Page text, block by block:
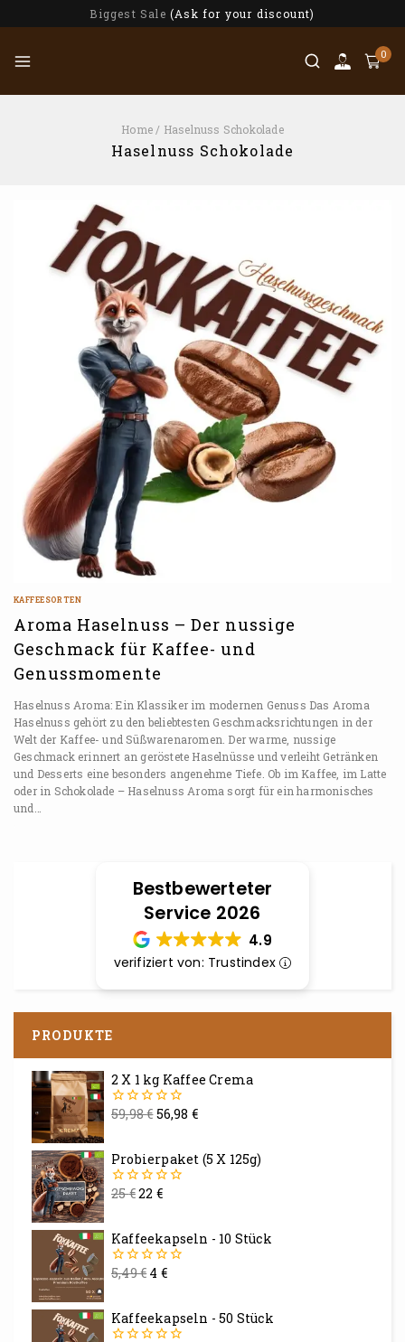
Biggest Sale (Ask for your discount)
0
Home / Haselnuss Schokolade
Haselnuss Schokolade
KAFFEESORTEN
Aroma Haselnuss – Der nussige
Geschmack für Kaffee- und
Genussmomente
Haselnuss Aroma: Ein Klassiker im modernen Genuss Das Aroma
Haselnuss gehört zu den beliebtesten Geschmacksrichtungen in der
Welt der Kaffee- und Süßwarenaromen. Der warme, nussige
Geschmack erinnert an geröstete Haselnüsse und verleiht Getränken
und Desserts eine besonders angenehme Tiefe. Ob im Kaffee, im Latte
oder in Schokolade – Haselnuss Aroma sorgt für ein harmonisches
und…
Bestbewerteter
Service 2026
4.9
verifiziert von: Trustindex
PRODUKTE
2 X 1 kg Kaffee Crema
0
59,98€56,98 €
Probierpaket (5 X 125g)
0
25€22 €
Kaffeekapseln - 10 Stück
0
5,49€4 €
Kaffeekapseln - 50 Stück